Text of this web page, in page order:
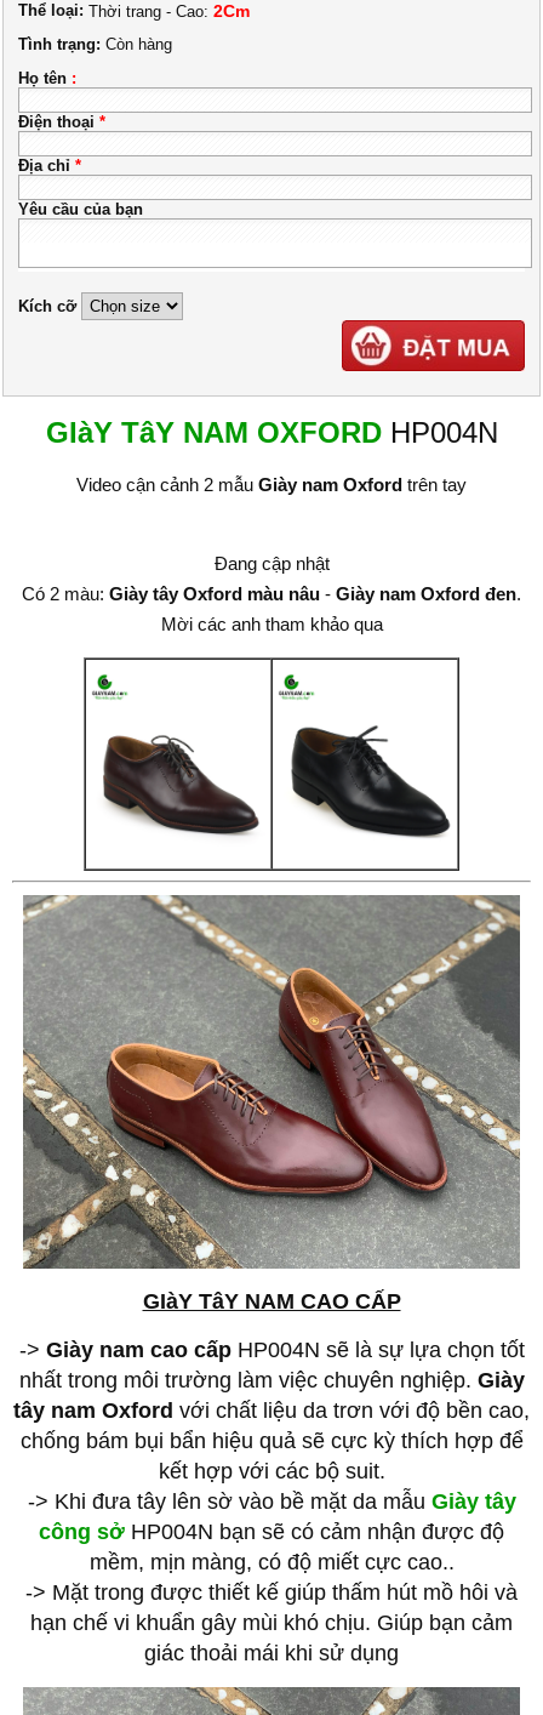
Thể loại: Thời trang - Cao: 2Cm
Tình trạng: Còn hàng
Họ tên :
Điện thoại *
Địa chỉ *
Yêu cầu của bạn
Kích cỡ
GIàY TâY NAM OXFORDHP004N
Video cận cảnh 2 mẫu Giày nam Oxford trên tay
Đang cập nhật
Có 2 màu: Giày tây Oxford màu nâu - Giày nam Oxford đen.
Mời các anh tham khảo qua
GIàY TâY NAM CAO CẤP
-> Giày nam cao cấpHP004N sẽ là sự lựa chọn tốt
nhất trong môi trường làm việc chuyên nghiệp. Giày
tây nam Oxford với chất liệu da trơn với độ bền cao,
chống bám bụi bẩn hiệu quả sẽ cực kỳ thích hợp để
kết hợp với các bộ suit.
-> Khi đưa tây lên sờ vào bề mặt da mẫu Giày tây
công sở HP004N bạn sẽ có cảm nhận được độ
mềm, mịn màng, có độ miết cực cao..
-> Mặt trong được thiết kế giúp thấm hút mồ hôi và
hạn chế vi khuẩn gây mùi khó chịu. Giúp bạn cảm
giác thoải mái khi sử dụng